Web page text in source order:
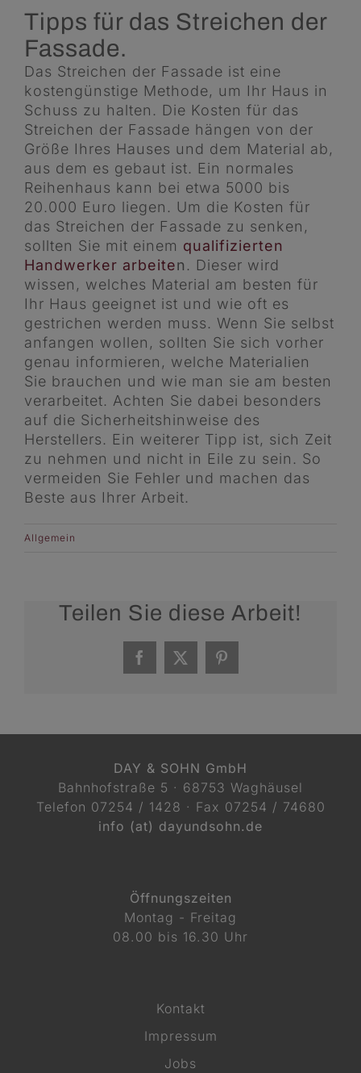
Tipps für das Streichen der
Fassade.
Das Streichen der Fassade ist eine
kostengünstige Methode, um Ihr Haus in
Schuss zu halten. Die Kosten für das
Streichen der Fassade hängen von der
Größe Ihres Hauses und dem Material ab,
aus dem es gebaut ist. Ein normales
Reihenhaus kann bei etwa 5000 bis
20.000 Euro liegen. Um die Kosten für
das Streichen der Fassade zu senken,
sollten Sie mit einem qualifizierten
Handwerker arbeiten . Dieser wird
wissen, welches Material am besten für
Ihr Haus geeignet ist und wie oft es
gestrichen werden muss. Wenn Sie selbst
anfangen wollen, sollten Sie sich vorher
genau informieren, welche Materialien
Sie brauchen und wie man sie am besten
verarbeitet. Achten Sie dabei besonders
auf die Sicherheitshinweise des
Herstellers. Ein weiterer Tipp ist, sich Zeit
zu nehmen und nicht in Eile zu sein. So
vermeiden Sie Fehler und machen das
Beste aus Ihrer Arbeit.
Allgemein
Teilen Sie diese Arbeit!
Facebook
X Pinterest
DAY & SOHN GmbH
Bahnhofstraße 5 · 68753 Waghäusel
Telefon 07254 / 1428 · Fax 07254 / 74680
info (at) dayundsohn.de
Öffnungszeiten
Montag - Freitag
08.00 bis 16.30 Uhr
Kontakt
Impressum
Jobs